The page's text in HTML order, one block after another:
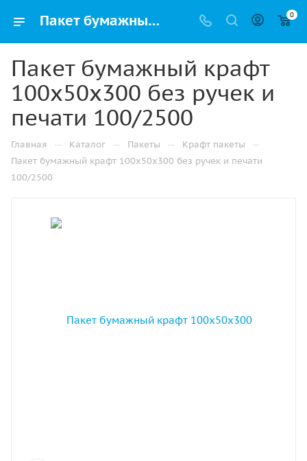
Пакет бумажный крафт 100х50х300 без ручек и печати 100/2500 купить в Казани с доставкой оптом и в розницу 0
Пакет бумажный крафт
100х50х300 без ручек и
печати 100/2500
Главная — Каталог — Пакеты — Крафт пакеты —
Пакет бумажный крафт 100х50х300 без ручек и печати
100/2500